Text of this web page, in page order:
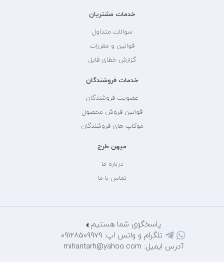
خدمات مشتریان
سوالات متداول
قوانین و مقررات
گزارش خطای فایل
خدمات فروشندگان
عضویت فروشندگان
قوانین فروش محصول
موکاپ های فروشندگان
میهن طرح
درباره ما
تماس با ما
پاسخگوی شما هستیم
تلگرام و واتس اپ: 09128509979
آدرس ایمیل: mihantarh@yahoo.com